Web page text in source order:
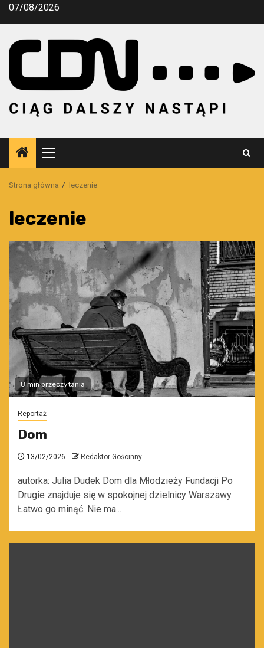
Przejdź
07/08/2026
Menu
główne
Strona główna leczenie
leczenie
8 min przeczytania
Reportaż
Dom
13/02/2026 Redaktor Gościnny
autorka: Julia Dudek Dom dla Młodzieży Fundacji Po
Drugie znajduje się w spokojnej dzielnicy Warszawy.
Łatwo go minąć. Nie ma...